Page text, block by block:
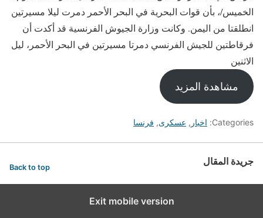
الخميس/، بأن قوات البحرية في البحر الأحمر دمرت ليلا مسيرتين
انطلقتا من اليمن. وكانت وزارة الجيوش الفرنسية قد أكدت أن
فرقاطتين للجيش الفرنسي دمرتا مسيرتين في البحر الأحمر، ليل
الاثنين
مشاهدة المزيد
Categories: اخبار , عسكرى, فرنسا
جريدة المقال Back to top
Exit mobile version